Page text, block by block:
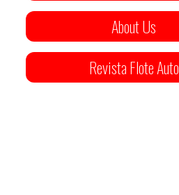
About Us
Revista Flote Auto